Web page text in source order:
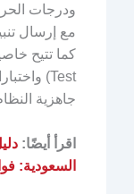
ودرجات
مع إرسال
جاهزية
اقرأ أيضًا:
السعودية: